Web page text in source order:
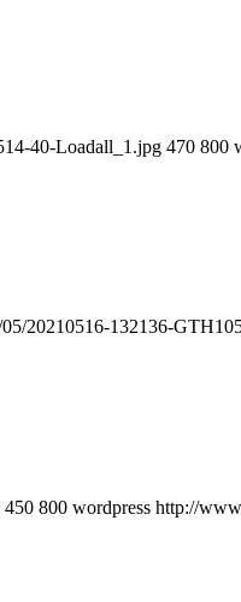
40-Loadall_1.jpg 470 800
20210516-132136-
450 800 wordpress http://